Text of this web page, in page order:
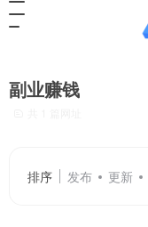
副业赚钱
排序 发布 更新